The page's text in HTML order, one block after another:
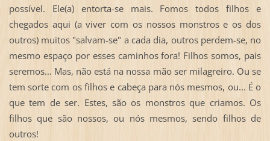
possível. Ele(a) entorta-se mais. Fomos todos filhos e
chegados aqui (a viver com os nossos monstros e os dos
outros) muitos "salvam-se" a cada dia, outros perdem-se, no
mesmo espaço por esses caminhos fora! Filhos somos, pais
seremos... Mas, não está na nossa mão ser milagreiro. Ou se
tem sorte com os filhos e cabeça para nós mesmos, ou... É o
que tem de ser. Estes, são os monstros que criamos. Os
filhos que são nossos, ou nós mesmos, sendo filhos de
outros!